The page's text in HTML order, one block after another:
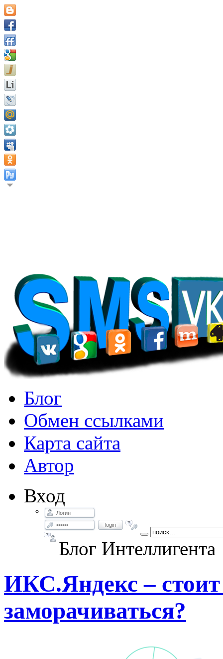
Блог
Обмен ссылками
Карта сайта
Автор
Вход
login
Блог Интеллигента
ИКС.Яндекс –
заморачиваться?